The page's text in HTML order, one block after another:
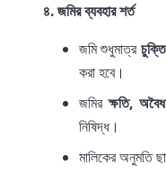
৪. জমির ব্যবহার শর্ত
জমি শুধুমাত্র
করা হবে।
জমিরক্ষতি,
নিষিদ্ধ।
মালিকের অনুমতি